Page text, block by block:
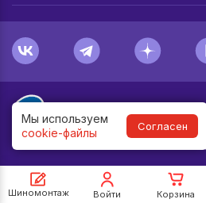
Мы используем
cookie-файлы
Согласен
Шиномонтаж Войти Корзина
©